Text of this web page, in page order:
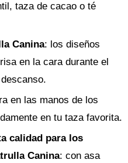
taza de cacao o té
Canina: los diseños
en la cara durante el
en las manos de los
en tu taza favorita.
calidad para los
Canina: con asa